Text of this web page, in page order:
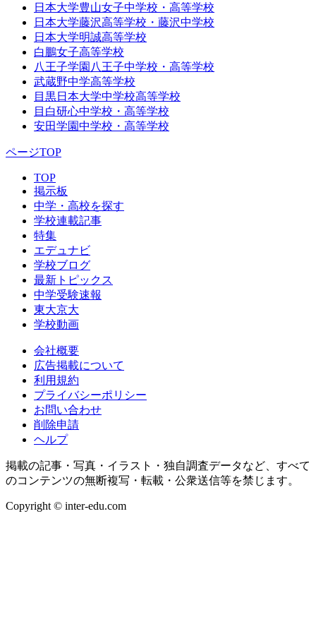
日本大学豊山女子中学校・高等学校
日本大学藤沢高等学校・藤沢中学校
日本大学明誠高等学校
白鵬女子高等学校
八王子学園八王子中学校・高等学校
武蔵野中学高等学校
目黒日本大学中学校高等学校
目白研心中学校・高等学校
安田学園中学校・高等学校
ページTOP
TOP
掲示板
中学・高校を探す
学校連載記事
特集
エデュナビ
学校ブログ
最新トピックス
中学受験速報
東大京大
学校動画
会社概要
広告掲載について
利用規約
プライバシーポリシー
お問い合わせ
削除申請
ヘルプ
掲載の記事・写真・イラスト・独自調査データなど、すべて
のコンテンツの無断複写・転載・公衆送信等を禁じます。
Copyright © inter-edu.com